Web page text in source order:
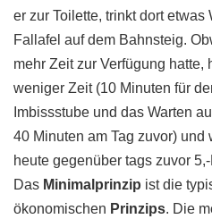
er zur Toilette, trinkt dort etwas
Fallafel auf dem Bahnsteig.
mehr Zeit zur Verfügung hatte,
weniger Zeit (10 Minuten für
Imbissstube und das Warten
40 Minuten am Tag zuvor) und
heute gegenüber tags zuvor
Das Minimalprinzip ist die
ökonomischen Prinzips. Die